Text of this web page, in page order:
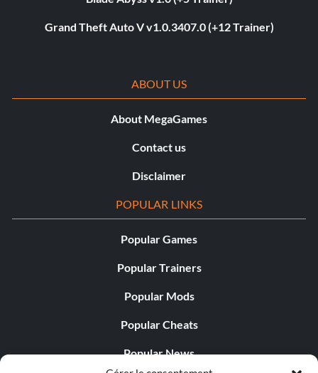
Grand Theft Auto V v1.0.3407.0 (+12 Trainer)
ABOUT US
About MegaGames
Contact us
Disclaimer
POPULAR LINKS
Popular Games
Popular Trainers
Popular Mods
Popular Cheats
Popular News